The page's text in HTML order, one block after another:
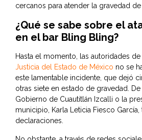
cercanos para atender la gravedad de
¿Qué se sabe sobre el
en el bar Bling Bling?
Hasta el momento, las autoridades de
Justicia del Estado de México no se
este lamentable incidente, que dejó
otras siete en estado de gravedad.
Gobierno de Cuautitlán Izcalli o la
municipio, Karla Leticia Fiesco
declaraciones.